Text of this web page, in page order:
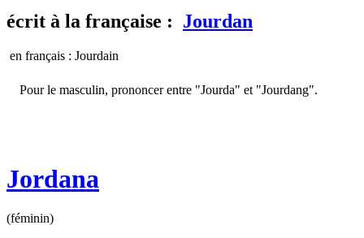
écrit à la française : Jourdan
en français : Jourdain
Pour le masculin, prononcer entre "Jourda" et "Jourdang".
Jordana
(féminin)